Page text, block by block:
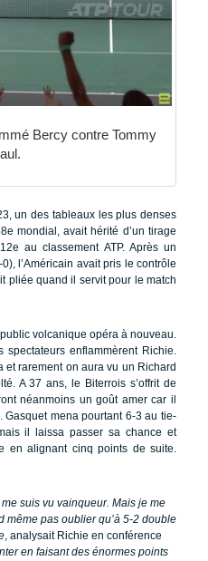
Bercy contre Tommy
un des tableaux les plus denses
mondial, avait hérité d’un tirage
au classement ATP. Après un
l’Américain avait pris le contrôle
pliée quand il servit pour le match
volcanique opéra à nouveau.
enflammèrent Richie.
et rarement on aura vu un Richard
A 37 ans, le Biterrois s’offrit de
néanmoins un goût amer car il
Gasquet mena pourtant 6-3 au tie-
il laissa passer sa chance et
en alignant cinq points de suite.
suis vu vainqueur. Mais je me
même pas oublier qu’à 5-2 double
, analysait Richie en conférence
en faisant des énormes points